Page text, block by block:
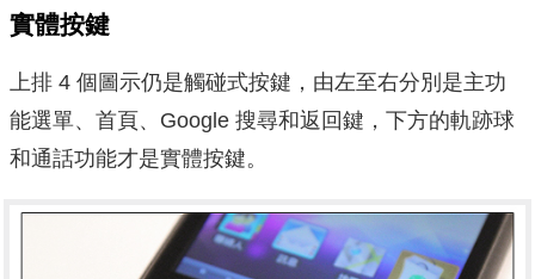
實體按鍵
上排 4 個圖示仍是觸碰式按鍵，由左至右分別是主功
能選單、首頁、Google 搜尋和返回鍵，下方的軌跡球
和通話功能才是實體按鍵。